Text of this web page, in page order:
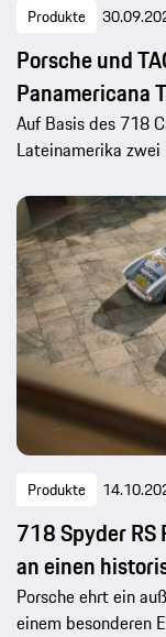
Produkte
Porsche und
Panamericana
Auf Basis des 718
Lateinamerika zwei
Produkte
718 Spyder RS
an einen
Porsche ehrt ein
einem besonderen